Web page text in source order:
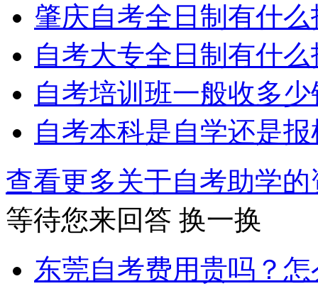
肇庆自考全日制有什
自考大专全日制有什
自考培训班一般收多
自考本科是自学还是
查看更多关于自考助学
等待您来回答 换一换
东莞自考费用贵吗？